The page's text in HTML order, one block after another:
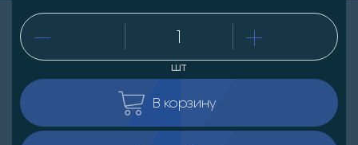
шт
В корзину